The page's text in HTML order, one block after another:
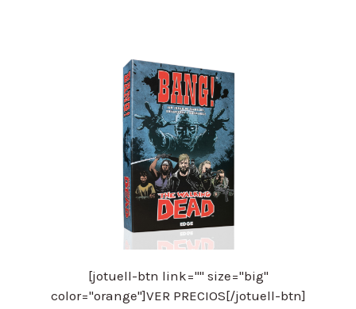
[jotuell-btn link="" size="big"
color="orange"]VER PRECIOS[/jotuell-btn]